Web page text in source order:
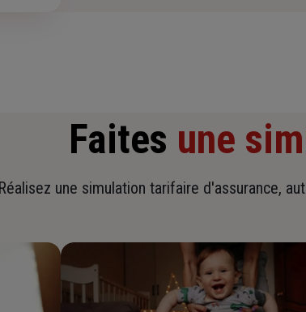
Faites une
Réalisez une simulation tarifaire d'assurance,